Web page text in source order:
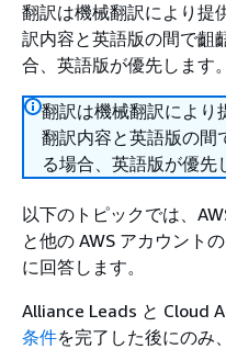
翻訳は機械翻訳により提
訳内容と英語版の間で齟
合、英語版が優先します。
翻訳は機械翻訳により
翻訳内容と英語版の間
る場合、英語版が優先
以下のトピックでは、
と他の AWS アカウント
に回答します。
Alliance Leads と Cloud
条件を完了した後にのみ